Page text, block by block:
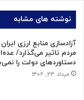
نوشته های مشابه
آزادسازی منابع ارزی
مردم تاثیر می‌گذارد/
دستاوردهای دولت را
مرداد ۲۳, ۱۴۰۲